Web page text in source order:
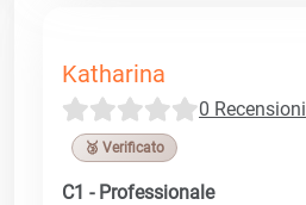
Katharina
0 Recensioni
🥉 Verificato
C1 - Professionale